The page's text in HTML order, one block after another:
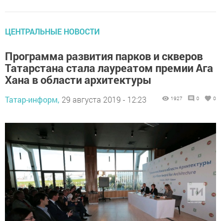
ЦЕНТРАЛЬНЫЕ НОВОСТИ
Программа развития парков и скверов
Татарстана стала лауреатом премии Ага
Хана в области архитектуры
Татар-информ, 29 августа 2019 - 12:23 1927 0 0